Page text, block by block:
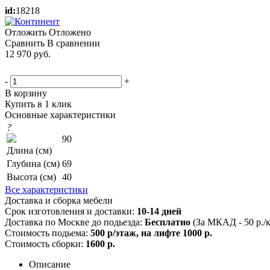
id:18218
Отложить Отложено
Сравнить В сравнении
12 970 руб.
-
+
В корзину
Купить в 1 клик
Основные характеристики
?
Длина (см)
90
Глубина (см) 69
Высота (см) 40
Все характеристики
Доставка и сборка мебели
Срок изготовления и доставки: 10-14 дней
Доставка по Москве до подьезда: Бесплатно (За МКАД - 50 р./
Стоимость подьема: 500 р/этаж, на лифте 1000 р.
Стоимость сборки: 1600 р.
Описание